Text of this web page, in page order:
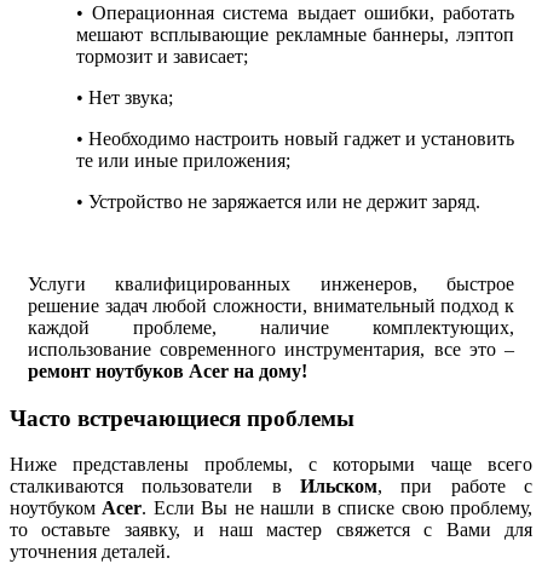
• Операционная система выдает ошибки, работать
мешают всплывающие рекламные баннеры, лэптоп
тормозит и зависает;
• Нет звука;
• Необходимо настроить новый гаджет и установить
те или иные приложения;
• Устройство не заряжается или не держит заряд.
Услуги квалифицированных инженеров, быстрое
решение задач любой сложности, внимательный подход к
каждой проблеме, наличие комплектующих,
использование современного инструментария, все это –
ремонт ноутбуков Acer на дому!
Часто встречающиеся проблемы
Ниже представлены проблемы, с которыми чаще всего
сталкиваются пользователи в Ильском, при работе с
ноутбуком Acer. Если Вы не нашли в списке свою проблему,
то оставьте заявку, и наш мастер свяжется с Вами для
уточнения деталей.